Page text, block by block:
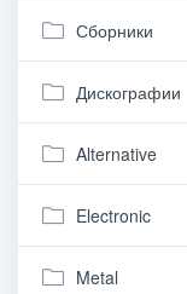
Сборники
Дискографии
Alternative
Electronic
Metal